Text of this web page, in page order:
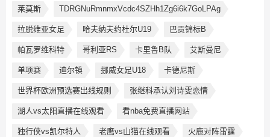
莱莫斯 TDRGNuRmnmxVcdc4SZHh1Zg6i6k7GoLPAg
拉脱维亚女足 哈夫纳夫约杜尔U19 巴贡锦标B
帕瓦罗维科特 哥利亚RS 卡里鲁B队 艾斯曼尼
单项赛 迪尔镇 挪威女足U18 卡德尼斯
世界杯欧洲预选赛出线规则 张继科承认刘诗雯恋情
湖人vs太阳直播在线观看 看nba免费直播网站
独行侠vs凯尔特人 老鹰vs山猫在线观看 火鹿对阵雷霆